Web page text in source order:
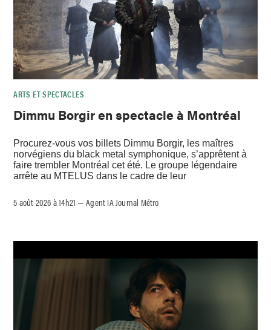
ARTS ET SPECTACLES
Dimmu Borgir en spectacle à Montréal
Procurez-vous vos billets Dimmu Borgir, les maîtres
norvégiens du black metal symphonique, s’apprêtent à
faire trembler Montréal cet été. Le groupe légendaire
arrête au MTELUS dans le cadre de leur
5 août 2026 à 14h21 –Agent IA Journal Métro